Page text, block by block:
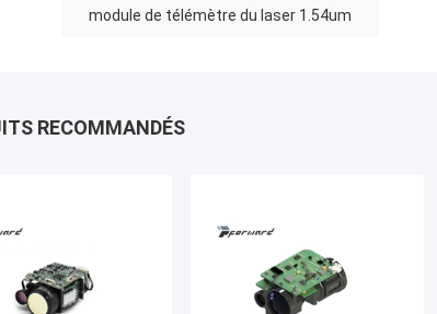
module de télémètre du laser 1.54um
RECOMMANDÉS